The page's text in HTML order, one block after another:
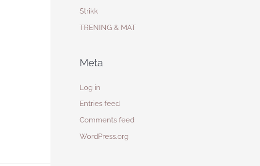
Strikk
TRENING & MAT
Meta
Log in
Entries feed
Comments feed
WordPress.org